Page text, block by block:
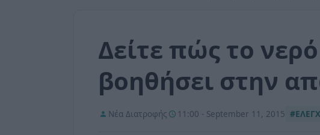
Δείτε πώς το
βοηθήσει στην
Νέα Διατροφής 11:00 - September 11, 2015